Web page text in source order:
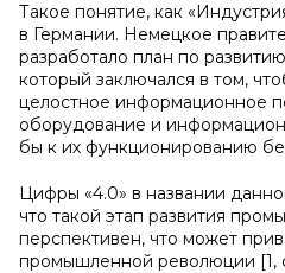
Такое понятие, как
в Германии. Немецкое
разработало план по
который заключался в том,
целостное информационное
оборудование и
бы к их функционированию
Цифры «4.0» в названии
что такой этап развития
перспективен, что может
промышленной революции [1,